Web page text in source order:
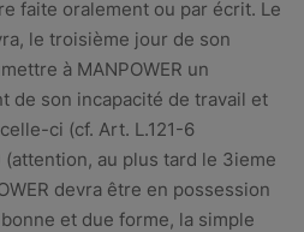
faite oralement ou par écrit. Le
le troisième jour de son
à MANPOWER un
de son incapacité de travail et
ci (cf. Art. L.121-6
(attention, au plus tard le 3ieme
devra être en possession
et due forme, la simple